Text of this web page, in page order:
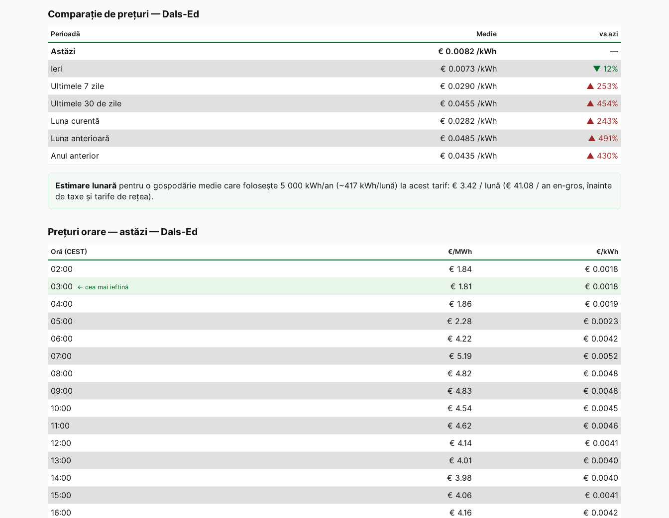
Comparație de prețuri —Dals-Ed
Perioadă Medie vs azi
Astăzi € 0.0082 /kWh
—
Ieri
€ 0.0073 /kWh ▼ 12%
Ultimele 7 zile
€ 0.0290 /kWh ▲ 253%
Ultimele 30 de zile
€ 0.0455 /kWh ▲ 454%
Luna curentă
€ 0.0282 /kWh ▲ 243%
Luna anterioară
€ 0.0485 /kWh ▲ 491%
Anul anterior
€ 0.0435 /kWh ▲ 430%
Estimare lunară pentru o gospodărie medie care folosește 5 000 kWh/an (~417 kWh/lună) la acest tarif: € 3.42 / lună (€ 41.08 / an en-gros, înainte
de taxe și tarife de rețea).
Prețuri orare — astăzi —Dals-Ed
Oră (CEST) €/MWh €/kWh
02:00 € 1.84
€ 0.0018
03:00 ← cea mai ieftină € 1.81
€ 0.0018
04:00 € 1.86
€ 0.0019
05:00 € 2.28
€ 0.0023
06:00 € 4.22
€ 0.0042
07:00 € 5.19
€ 0.0052
08:00 € 4.82
€ 0.0048
09:00 € 4.83
€ 0.0048
10:00 € 4.54
€ 0.0045
11:00 € 4.62
€ 0.0046
12:00 € 4.14
€ 0.0041
13:00 € 4.01
€ 0.0040
14:00 € 3.98
€ 0.0040
15:00 € 4.06
€ 0.0041
16:00 € 4.16
€ 0.0042